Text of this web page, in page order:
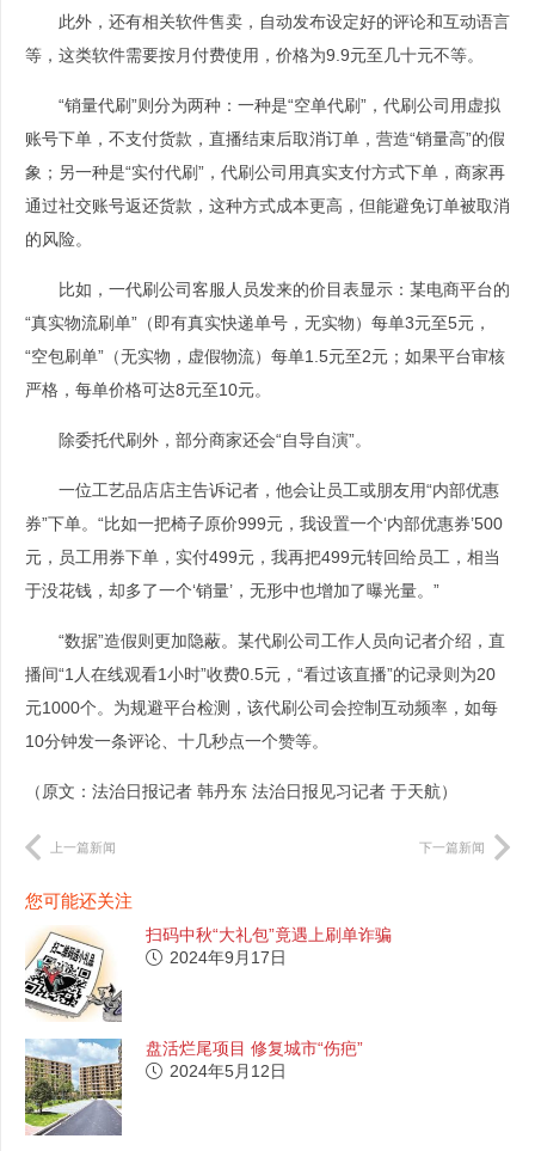
此外，还有相关软件售卖，自动发布设定好的评论和互动语言
等，这类软件需要按月付费使用，价格为9.9元至几十元不等。
“销量代刷”则分为两种：一种是“空单代刷”，代刷公司用虚拟
账号下单，不支付货款，直播结束后取消订单，营造“销量高”的假
象；另一种是“实付代刷”，代刷公司用真实支付方式下单，商家再
通过社交账号返还货款，这种方式成本更高，但能避免订单被取消
的风险。
比如，一代刷公司客服人员发来的价目表显示：某电商平台的
“真实物流刷单”（即有真实快递单号，无实物）每单3元至5元，
“空包刷单”（无实物，虚假物流）每单1.5元至2元；如果平台审核
严格，每单价格可达8元至10元。
除委托代刷外，部分商家还会“自导自演”。
一位工艺品店店主告诉记者，他会让员工或朋友用“内部优惠
券”下单。“比如一把椅子原价999元，我设置一个‘内部优惠券’500
元，员工用券下单，实付499元，我再把499元转回给员工，相当
于没花钱，却多了一个‘销量’，无形中也增加了曝光量。”
“数据”造假则更加隐蔽。某代刷公司工作人员向记者介绍，直
播间“1人在线观看1小时”收费0.5元，“看过该直播”的记录则为20
元1000个。为规避平台检测，该代刷公司会控制互动频率，如每
10分钟发一条评论、十几秒点一个赞等。
（原文：法治日报记者 韩丹东 法治日报见习记者 于天航）
上一篇新闻 下一篇新闻
您可能还关注
扫码中秋“大礼包”竟遇上刷单诈骗
2024年9月17日
盘活烂尾项目 修复城市“伤疤”
2024年5月12日